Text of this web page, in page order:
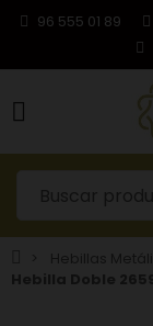
96 555 01 89